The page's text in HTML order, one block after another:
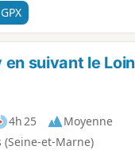
suivant le
4h 25
Moyenne
et-Marne)